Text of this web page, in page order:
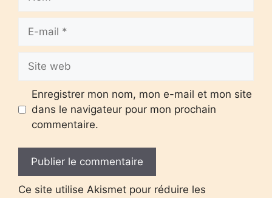
mail
web
Enregistrer mon nom, mon e-mail et mon site
dans le navigateur pour mon prochain
commentaire.
Ce site utilise Akismet pour réduire les